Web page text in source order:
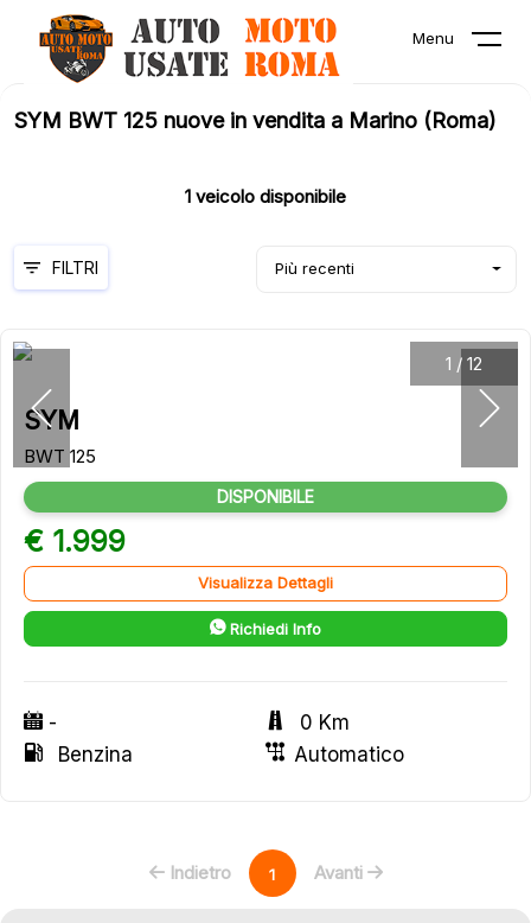
Menu
SYM BWT 125 nuove in vendita a Marino (Roma)
1 veicolo disponibile
Più recenti
FILTRI
1 / 12
SYM
BWT 125
DISPONIBILE
€ 1.999
Visualizza Dettagli
Richiedi Info
-
0 Km
Benzina
Automatico
Indietro 1 Avanti